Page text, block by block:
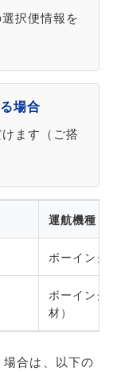
択便情報を
場合
ます（ご搭
運航機種
ボーイング
ボーイング
材）
合は、以下の